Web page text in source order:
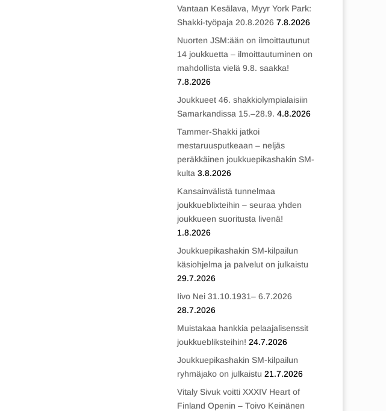
Vantaan Kesälava, Myyr York Park:
Shakki-työpaja 20.8.2026 7.8.2026
Nuorten JSM:ään on ilmoittautunut
14 joukkuetta – ilmoittautuminen on
mahdollista vielä 9.8. saakka!
7.8.2026
Joukkueet 46. shakkiolympialaisiin
Samarkandissa 15.–28.9. 4.8.2026
Tammer-Shakki jatkoi
mestaruusputkeaan – neljäs
peräkkäinen joukkuepikashakin SM-
kulta 3.8.2026
Kansainvälistä tunnelmaa
joukkueblixteihin – seuraa yhden
joukkueen suoritusta livenä!
1.8.2026
Joukkuepikashakin SM-kilpailun
käsiohjelma ja palvelut on julkaistu
29.7.2026
Iivo Nei 31.10.1931– 6.7.2026
28.7.2026
Muistakaa hankkia pelaajalisenssit
joukkuebliksteihin! 24.7.2026
Joukkuepikashakin SM-kilpailun
ryhmäjako on julkaistu 21.7.2026
Vitaly Sivuk voitti XXXIV Heart of
Finland Openin – Toivo Keinänen